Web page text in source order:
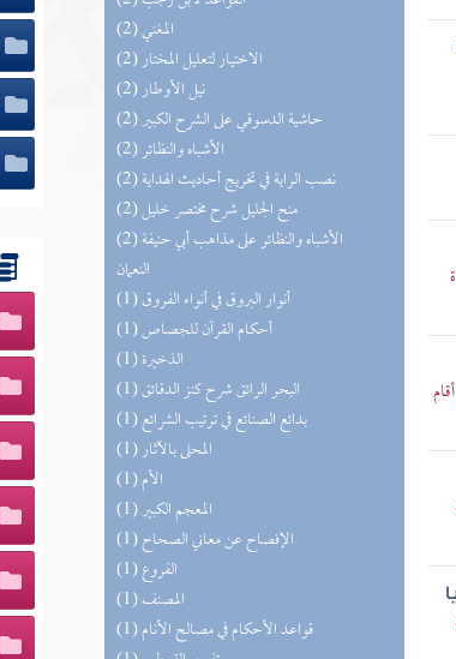
(2) المغني
(2) الاختيار لتعليل المختار
(2) نيل الأوطار
(2) حاشية الدسوقي على الشرح الكبير
(2) الأشباه والنظائر
(2) نصب الراية في تخريج أحاديث الهداية
(2) منح الجليل شرح مختصر خليل
(2) الأشباه والنظائر على مذاهب أبي حنيفة
النعمان
(1) أنوار البروق في أنواء الفروق
(1) أحكام القرآن للجصاص
(1) الذخيرة
(1) البحر الرائق شرح كنز الدقائق
(1) بدائع الصنائع في ترتيب الشرائع
(1) المحلى بالآثار
(1) الأم
(1) المعجم الكبير
(1) الإفصاح عن معاني الصحاح
(1) الفروع
(1) المصنف
(1) قواعد الأحكام في مصالح الأنام